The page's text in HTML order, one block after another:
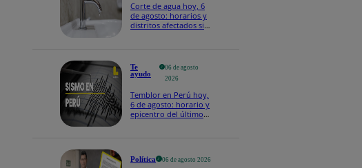
Corte de agua hoy, 6
de agosto: horarios y
distritos afectados sin
Te
ayudo
06 de agosto
2026
Temblor en Perú hoy,
6 de agosto: horario y
epicentro del último
Política 06 de agosto 2026